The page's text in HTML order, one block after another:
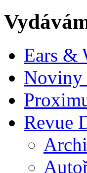
Ears &
Noviny
Revue